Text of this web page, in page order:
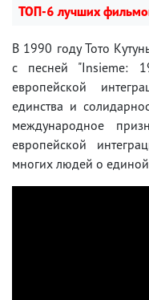
ТОП-6 лучших
В 1990 году Тото
с песней "Insieme:
европейской
единства и
международное
европейской
многих людей о